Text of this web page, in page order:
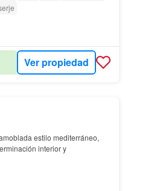
Ver propiedad
estilo mediterráneo,
interior y